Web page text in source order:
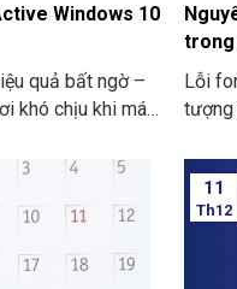
Windows 10
quả bất ngờ –
khó chịu khi máy
bạn cảm thấy
của bản dùng
SƠN
10 một cách
trong
Lỗi
tượng
này
tự
chính
11
Th12